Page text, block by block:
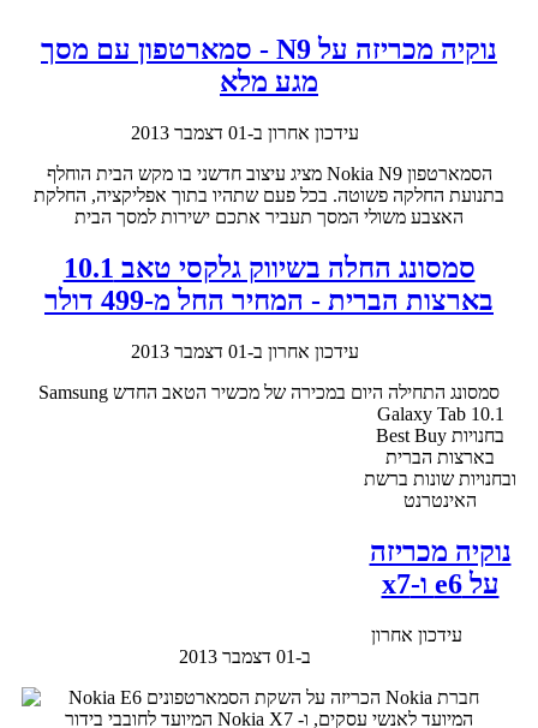
נוקיה מכריזה על N9 - סמארטפון עם מסך
מגע מלא
עידכון אחרון ב-01 דצמבר 2013
הסמארטפון
Nokia N9 מציג עיצוב חדשני בו מקש הבית הוחלף
בתנועת החלקה פשוטה. בכל פעם שתהיו בתוך אפליקציה, החלקת
האצבע משולי המסך תעביר אתכם ישירות למסך הבית
סמסונג החלה בשיווק גלקסי טאב 10.1
בארצות הברית - המחיר החל מ-499 דולר
עידכון אחרון ב-01 דצמבר 2013
סמסונג התחילה היום במכירה של מכשיר הטאב החדש Samsung
Galaxy Tab 10.1
בחנויות Best Buy
בארצות הברית
ובחנויות שונות ברשת
האינטרנט
נוקיה מכריזה
על e6 ו-x7
עידכון אחרון
ב-01 דצמבר 2013
חברת Nokia הכריזה על השקת הסמארטפונים Nokia E6
המיועד לאנשי עסקים, ו- Nokia X7 המיועד לחובבי בידור